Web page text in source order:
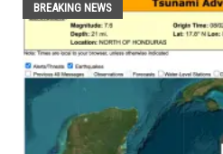
BREAKING NEWS